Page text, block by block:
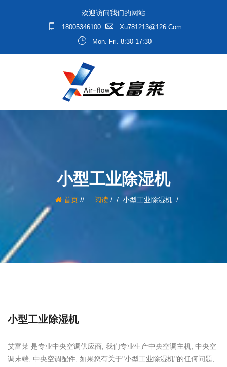
欢迎访问我们的网站
18005346100
Xu781213@126.com
Mon.-Fri. 8:30-17:30
小型工业除湿机
首页/ 阅读/ 小型工业除湿机
小型工业除湿机
艾富莱 是专业中央空调供应商, 我们专业生产中央空调主机, 中央空
调末端, 中央空调配件, 如果您有关于"小型工业除湿机"的任何问题,